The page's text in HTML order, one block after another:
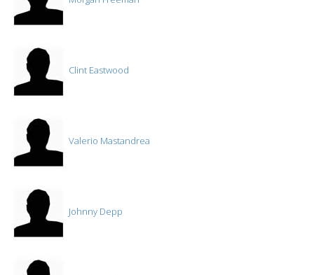
Clint Eastwood
Valerio Mastandrea
Johnny Depp